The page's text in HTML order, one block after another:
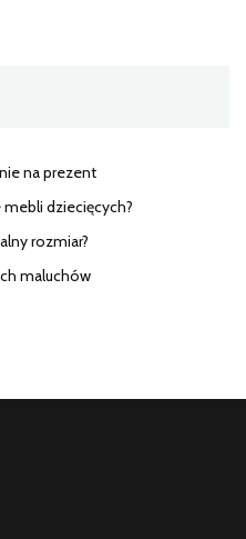
na prezent
mebli dziecięcych?
rozmiar?
maluchów